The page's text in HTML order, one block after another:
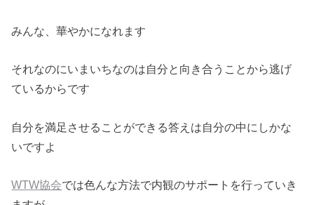
みんな、華やかになれます
それなのにいまいちなのは自分と向き合うことから逃げ
ているからです
自分を満足させることができる答えは自分の中にしかな
いですよ
WTW協会では色んな方法で内観のサポートを行っていき